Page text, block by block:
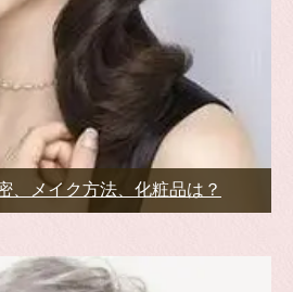
、メイク方法、化粧品は？